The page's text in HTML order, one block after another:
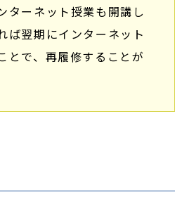
ターネット授業も開講し
ば翌期にインターネット
とで、再履修することが